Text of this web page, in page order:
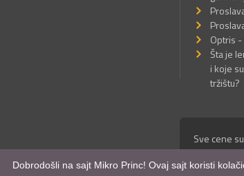
Optris -
Šta je
i koje
tržištu?
Sve cene
© Mikro
Kreirao
Dobrodošli na sajt Mikro Princ! Ovaj sajt koristi